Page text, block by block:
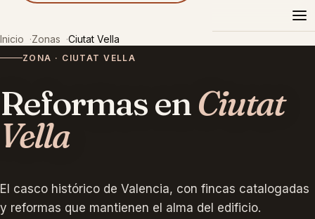
Inicio Zonas Ciutat Vella
ZONA · CIUTAT VELLA
Reformas enCiutat
Vella
El casco histórico de Valencia, con fincas catalogadas
y reformas que mantienen el alma del edificio.